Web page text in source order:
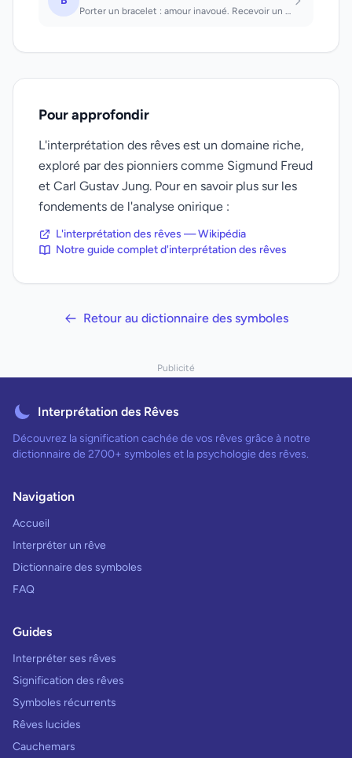
Porter un bracelet : amour inavoué. Recevoir un bracelet en cadeau : joie procha...
Pour approfondir
L'interprétation des rêves est un domaine riche,
exploré par des pionniers comme Sigmund Freud
et Carl Gustav Jung. Pour en savoir plus sur les
fondements de l'analyse onirique :
L'interprétation des rêves — Wikipédia
Notre guide complet d'interprétation des rêves
Retour au dictionnaire des symboles
Publicité
Interprétation des Rêves
Découvrez la signification cachée de vos rêves grâce à notre
dictionnaire de 2700+ symboles et la psychologie des rêves.
Navigation
Accueil
Interpréter un rêve
Dictionnaire des symboles
FAQ
Guides
Interpréter ses rêves
Signification des rêves
Symboles récurrents
Rêves lucides
Cauchemars